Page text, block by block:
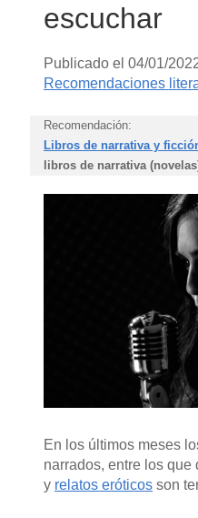
escuchar
Publicado el 04/01/
Recomendaciones
Recomendación:
Libros de narrativa y
libros de narrativa
En los últimos meses
narrados, entre los que
y relatos eróticosson